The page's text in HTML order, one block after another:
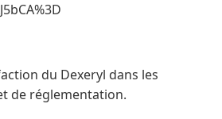
du Dexeryl dans les
de réglementation.